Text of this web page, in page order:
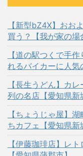
【新型bZ4X】おお
買う？【我が家の場
【道の駅つくで手
れるバイカーに人気
【長生うどん】カ
列の名店【愛知県新
【ちょうじゃ屋】
ちカフェ【愛知県新
【伊藤珈琲店】レ